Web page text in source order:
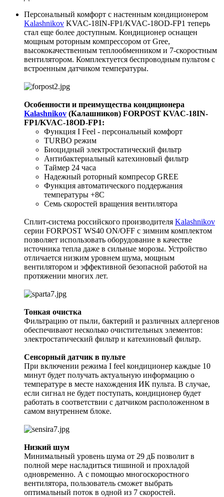
Персональный комфорт с настенным кондиционером
Kalashnikov KVAC-18IN-FP1/KVAC-18OD-FP1 теперь
стал еще более доступным. Кондиционер оснащен
мощным роторным компрессором от Gree,
высококачественным теплообменником и 7-скоростным
вентилятором. Комплектуется беспроводным пультом с
встроенным датчиком температуры.
Особенности и преимущества кондиционера
Kalashnikov (Калашников) FORPOST KVAC-18IN-
FP1/KVAC-18OD-FP1:
Функция I Feel - персональный комфорт
TURBO режим
Биоцидный электростатический фильтр
Антибактериальный катехиновый фильтр
Таймер 24 часа
Надежный роторный компресор GREE
Функция автоматического поддержания
температуры +8С
Семь скоростей вращения вентилятора
Сплит-система российского производителя Kalashnikov
серии FORPOST WS40 ON/OFF с зимним комплектом
позволяет использовать оборудование в качестве
источника тепла даже в сильные морозы. Устройство
отличается низким уровнем шума, мощным
вентилятором и эффективной безопасной работой на
протяжении многих лет.
Тонкая очистка
Фильтрацию от пыли, бактерий и различных аллергенов
обеспечивают несколько очистительных элементов:
электростатический фильтр и катехиновый фильтр.
Сенсорный датчик в пульте
При включении режима I feel кондиционер каждые 10
минут будет получать актуальную информацию о
температуре в месте нахождения ИК пульта. В случае,
если сигнал не будет поступать, кондиционер будет
работать в соответствии с датчиком расположенном в
самом внутреннем блоке.
Низкий шум
Минимальный уровень шума от 29 дБ позволит в
полной мере насладиться тишиной и прохладой
одновременно. А с помощью многоскоростного
вентилятора, пользователь сможет выбрать
оптимальный поток в одной из 7 скоростей.